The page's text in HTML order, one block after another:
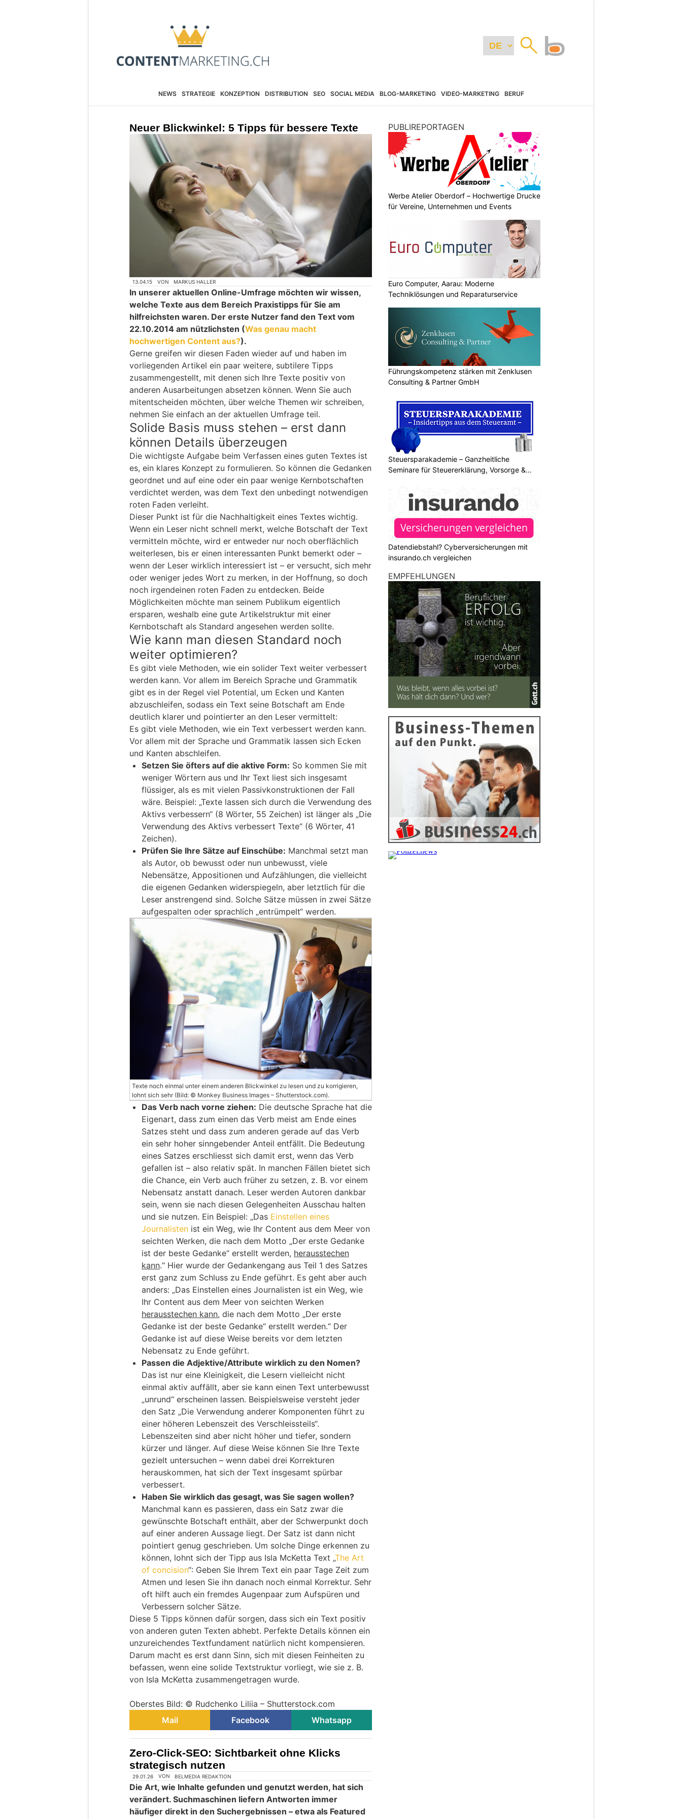
NEWS STRATEGIE KONZEPTION DISTRIBUTION SEO SOCIAL MEDIA BLOG-MARKETING VIDEO-MARKETING BERUF
Neuer Blickwinkel: 5 Tipps für bessere Texte
13.04.15 VON MARKUS HALLER
In unserer aktuellen Online-Umfrage möchten wir wissen,
welche Texte aus dem Bereich Praxistipps für Sie am
hilfreichsten waren. Der erste Nutzer fand den Text vom
22.10.2014 am nützlichsten (Was genau macht
hochwertigen Content aus?).
Gerne greifen wir diesen Faden wieder auf und haben im
vorliegenden Artikel ein paar weitere, subtilere Tipps
zusammengestellt, mit denen sich Ihre Texte positiv von
anderen Ausarbeitungen absetzen können. Wenn Sie auch
mitentscheiden möchten, über welche Themen wir schreiben,
nehmen Sie einfach an der aktuellen Umfrage teil.
Solide Basis muss stehen – erst dann
können Details überzeugen
Die wichtigste Aufgabe beim Verfassen eines guten Textes ist
es, ein klares Konzept zu formulieren. So können die Gedanken
geordnet und auf eine oder ein paar wenige Kernbotschaften
verdichtet werden, was dem Text den unbedingt notwendigen
roten Faden verleiht.
Dieser Punkt ist für die Nachhaltigkeit eines Textes wichtig.
Wenn ein Leser nicht schnell merkt, welche Botschaft der Text
vermitteln möchte, wird er entweder nur noch oberflächlich
weiterlesen, bis er einen interessanten Punkt bemerkt oder –
wenn der Leser wirklich interessiert ist – er versucht, sich mehr
oder weniger jedes Wort zu merken, in der Hoffnung, so doch
noch irgendeinen roten Faden zu entdecken. Beide
Möglichkeiten möchte man seinem Publikum eigentlich
ersparen, weshalb eine gute Artikelstruktur mit einer
Kernbotschaft als Standard angesehen werden sollte.
Wie kann man diesen Standard noch
weiter optimieren?
Es gibt viele Methoden, wie ein solider Text weiter verbessert
werden kann. Vor allem im Bereich Sprache und Grammatik
gibt es in der Regel viel Potential, um Ecken und Kanten
abzuschleifen, sodass ein Text seine Botschaft am Ende
deutlich klarer und pointierter an den Leser vermittelt:
Es gibt viele Methoden, wie ein Text verbessert werden kann.
Vor allem mit der Sprache und Grammatik lassen sich Ecken
und Kanten abschleifen.
Setzen Sie öfters auf die aktive Form: So kommen Sie mit
weniger Wörtern aus und Ihr Text liest sich insgesamt
flüssiger, als es mit vielen Passivkonstruktionen der Fall
wäre. Beispiel: „Texte lassen sich durch die Verwendung des
Aktivs verbessern“ (8 Wörter, 55 Zeichen) ist länger als „Die
Verwendung des Aktivs verbessert Texte“ (6 Wörter, 41
Zeichen).
Prüfen Sie Ihre Sätze auf Einschübe: Manchmal setzt man
als Autor, ob bewusst oder nun unbewusst, viele
Nebensätze, Appositionen und Aufzählungen, die vielleicht
die eigenen Gedanken widerspiegeln, aber letztlich für die
Leser anstrengend sind. Solche Sätze müssen in zwei Sätze
aufgespalten oder sprachlich „entrümpelt“ werden.
Texte noch einmal unter einem anderen Blickwinkel zu lesen und zu korrigieren,
lohnt sich sehr (Bild: © Monkey Business Images – Shutterstock.com).
Das Verb nach vorne ziehen: Die deutsche Sprache hat die
Eigenart, dass zum einen das Verb meist am Ende eines
Satzes steht und dass zum anderen gerade auf das Verb
ein sehr hoher sinngebender Anteil entfällt. Die Bedeutung
eines Satzes erschliesst sich damit erst, wenn das Verb
gefallen ist – also relativ spät. In manchen Fällen bietet sich
die Chance, ein Verb auch früher zu setzen, z. B. vor einem
Nebensatz anstatt danach. Leser werden Autoren dankbar
sein, wenn sie nach diesen Gelegenheiten Ausschau halten
und sie nutzen. Ein Beispiel: „Das Einstellen eines
Journalisten ist ein Weg, wie Ihr Content aus dem Meer von
seichten Werken, die nach dem Motto „Der erste Gedanke
ist der beste Gedanke“ erstellt werden, herausstechen
kann.“ Hier wurde der Gedankengang aus Teil 1 des Satzes
erst ganz zum Schluss zu Ende geführt. Es geht aber auch
anders: „Das Einstellen eines Journalisten ist ein Weg, wie
Ihr Content aus dem Meer von seichten Werken
herausstechen kann, die nach dem Motto „Der erste
Gedanke ist der beste Gedanke“ erstellt werden.“ Der
Gedanke ist auf diese Weise bereits vor dem letzten
Nebensatz zu Ende geführt.
Passen die Adjektive/Attribute wirklich zu den Nomen?
Das ist nur eine Kleinigkeit, die Lesern vielleicht nicht
einmal aktiv auffällt, aber sie kann einen Text unterbewusst
„unrund“ erscheinen lassen. Beispielsweise versteht jeder
den Satz „Die Verwendung anderer Komponenten führt zu
einer höheren Lebenszeit des Verschleissteils“.
Lebenszeiten sind aber nicht höher und tiefer, sondern
kürzer und länger. Auf diese Weise können Sie Ihre Texte
gezielt untersuchen – wenn dabei drei Korrekturen
herauskommen, hat sich der Text insgesamt spürbar
verbessert.
Haben Sie wirklich das gesagt, was Sie sagen wollen?
Manchmal kann es passieren, dass ein Satz zwar die
gewünschte Botschaft enthält, aber der Schwerpunkt doch
auf einer anderen Aussage liegt. Der Satz ist dann nicht
pointiert genug geschrieben. Um solche Dinge erkennen zu
können, lohnt sich der Tipp aus Isla McKetta Text „The Art
of concision“: Geben Sie Ihrem Text ein paar Tage Zeit zum
Atmen und lesen Sie ihn danach noch einmal Korrektur. Sehr
oft hilft auch ein fremdes Augenpaar zum Aufspüren und
Verbessern solcher Sätze.
Diese 5 Tipps können dafür sorgen, dass sich ein Text positiv
von anderen guten Texten abhebt. Perfekte Details können ein
unzureichendes Textfundament natürlich nicht kompensieren.
Darum macht es erst dann Sinn, sich mit diesen Feinheiten zu
befassen, wenn eine solide Textstruktur vorliegt, wie sie z. B.
von Isla McKetta zusammengetragen wurde.
Oberstes Bild: © Rudchenko Liliia – Shutterstock.com
Mail
Facebook Whatsapp
Zero-Click-SEO: Sichtbarkeit ohne Klicks
strategisch nutzen
PUBLIREPORTAGEN
Werbe Atelier Oberdorf – Hochwertige Drucke
für Vereine, Unternehmen und Events
Euro Computer, Aarau: Moderne
Techniklösungen und Reparaturservice
Führungskompetenz stärken mit Zenklusen
Consulting & Partner GmbH
Steuersparakademie – Ganzheitliche
Seminare für Steuererklärung, Vorsorge &
Datendiebstahl? Cyberversicherungen mit
insurando.ch vergleichen
EMPFEHLUNGEN